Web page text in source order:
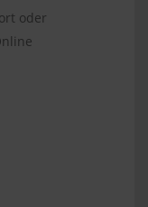
oder